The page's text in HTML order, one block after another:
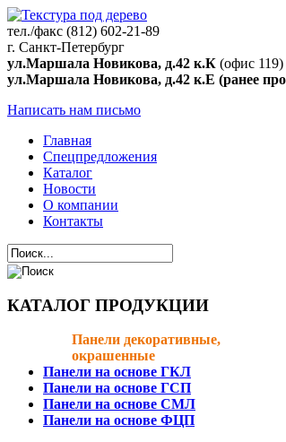
тел./факс (812) 602-21-89
г. Санкт-Петербург
ул.Маршала Новикова, д.42 к.К (офис 119)
ул.Маршала Новикова, д.42 к.Е (ранее
Написать нам письмо
Главная
Спецпредложения
Каталог
Новости
О компании
Контакты
КАТАЛОГ ПРОДУКЦИИ
Панели декоративные,
окрашенные
Панели на основе ГКЛ
Панели на основе ГСП
Панели на основе СМЛ
Панели на основе ФЦП